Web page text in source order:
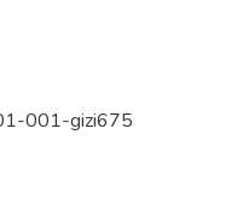
001-gizi675